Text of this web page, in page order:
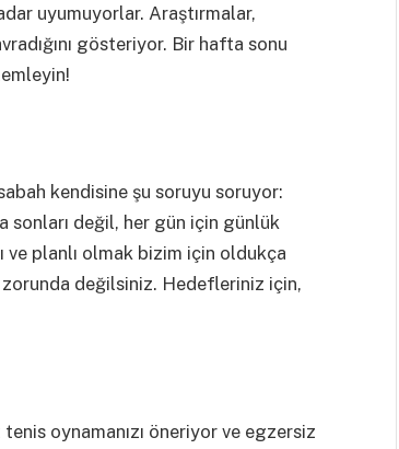
uyumuyorlar. Araştırmalar,
gösteriyor. Bir hafta sonu
kendisine şu soruyu soruyor:
sonları değil, her gün için günlük
planlı olmak bizim için oldukça
zorunda değilsiniz. Hedefleriniz için,
oynamanızı öneriyor ve egzersiz